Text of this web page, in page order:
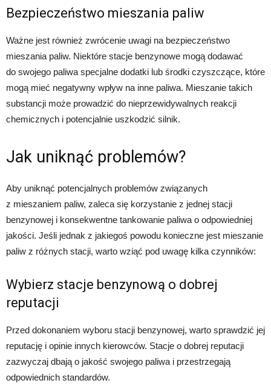
Bezpieczeństwo mieszania paliw
Ważne jest również zwrócenie uwagi na bezpieczeństwo
mieszania paliw. Niektóre stacje benzynowe mogą dodawać
do swojego paliwa specjalne dodatki lub środki czyszczące, które
mogą mieć negatywny wpływ na inne paliwa. Mieszanie takich
substancji może prowadzić do nieprzewidywalnych reakcji
chemicznych i potencjalnie uszkodzić silnik.
Jak uniknąć problemów?
Aby uniknąć potencjalnych problemów związanych
z mieszaniem paliw, zaleca się korzystanie z jednej stacji
benzynowej i konsekwentne tankowanie paliwa o odpowiedniej
jakości. Jeśli jednak z jakiegoś powodu konieczne jest mieszanie
paliw z różnych stacji, warto wziąć pod uwagę kilka czynników:
Wybierz stacje benzynową o dobrej
reputacji
Przed dokonaniem wyboru stacji benzynowej, warto sprawdzić jej
reputację i opinie innych kierowców. Stacje o dobrej reputacji
zazwyczaj dbają o jakość swojego paliwa i przestrzegają
odpowiednich standardów.